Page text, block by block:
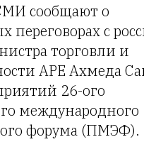
сообщают о
переговорах с
торговли и
АРЕ Ахмеда
26-ого
международного
форума (ПМЭФ).